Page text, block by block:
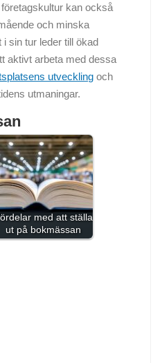
kan också
och minska
sin tur leder till ökad
aktivt arbeta med dessa
utveckling och
utmaningar.
med att ställa
ut på bokmässan